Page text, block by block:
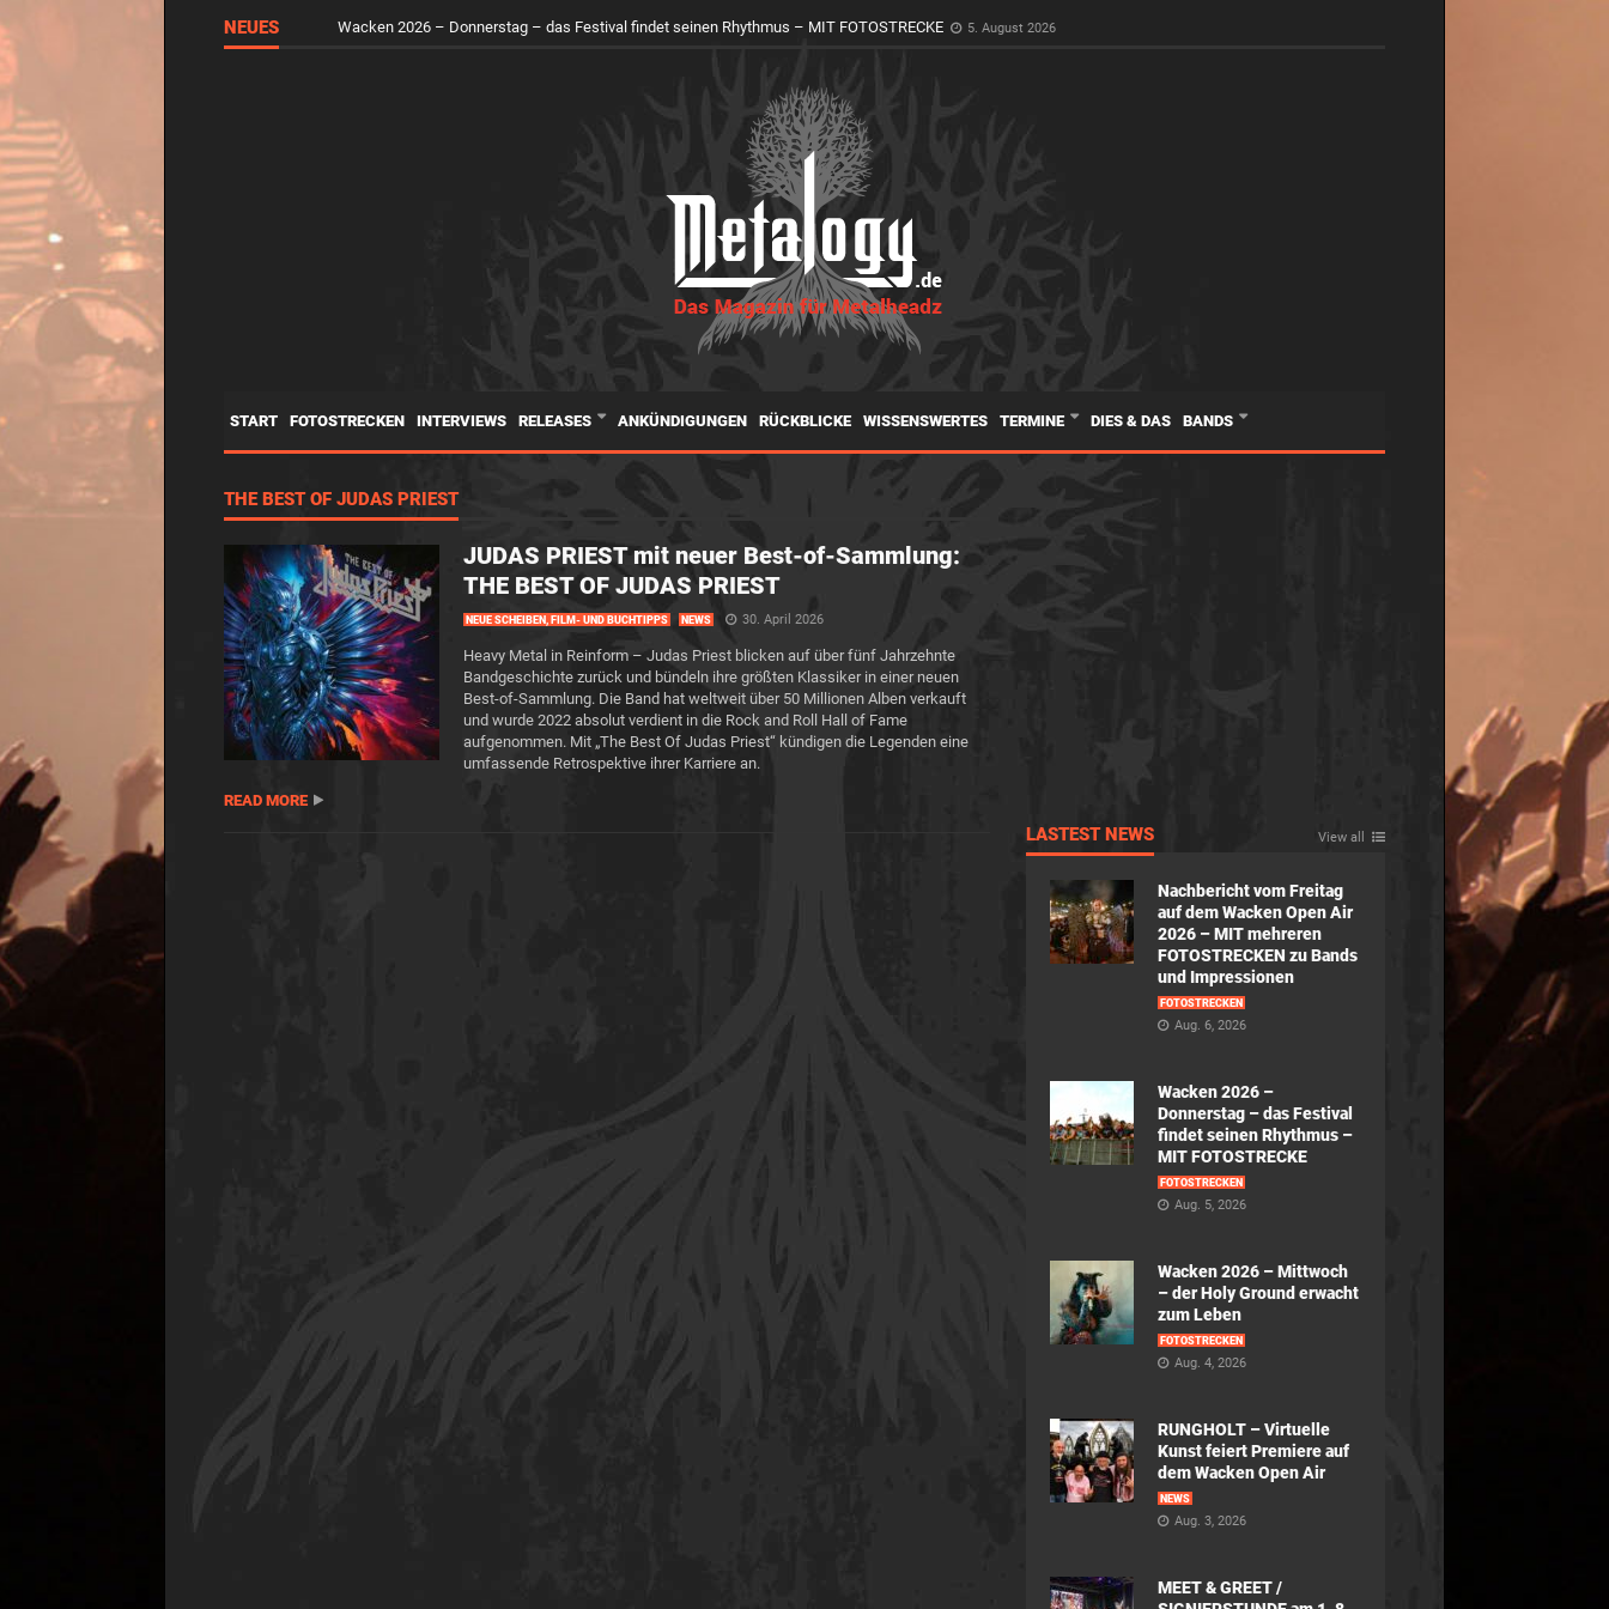
NEUES Wacken 2026 – Mittwoch – der Holy Ground erwacht zum Leben 4. August 2026
START FOTOSTRECKEN INTERVIEWS RELEASES ANKÜNDIGUNGEN RÜCKBLICKE WISSENSWERTES TERMINE DIES & DAS BANDS
THE BEST OF JUDAS PRIEST
JUDAS PRIEST mit neuer Best-of-Sammlung:
THE BEST OF JUDAS PRIEST
NEUE SCHEIBEN, FILM- UND BUCHTIPPS NEWS 30. April 2026
Heavy Metal in Reinform – Judas Priest blicken auf über fünf Jahrzehnte
Bandgeschichte zurück und bündeln ihre größten Klassiker in einer neuen
Best-of-Sammlung. Die Band hat weltweit über 50 Millionen Alben verkauft
und wurde 2022 absolut verdient in die Rock and Roll Hall of Fame
aufgenommen. Mit „The Best Of Judas Priest“ kündigen die Legenden eine
umfassende Retrospektive ihrer Karriere an.
READ MORE
LASTEST NEWS View all
Nachbericht vom Freitag
auf dem Wacken Open Air
2026 – MIT mehreren
FOTOSTRECKEN zu Bands
und Impressionen
FOTOSTRECKEN
Aug. 6, 2026
Wacken 2026 –
Donnerstag – das Festival
findet seinen Rhythmus –
MIT FOTOSTRECKE
FOTOSTRECKEN
Aug. 5, 2026
Wacken 2026 – Mittwoch
– der Holy Ground erwacht
zum Leben
FOTOSTRECKEN
Aug. 4, 2026
RUNGHOLT – Virtuelle
Kunst feiert Premiere auf
dem Wacken Open Air
NEWS
Aug. 3, 2026
MEET & GREET /